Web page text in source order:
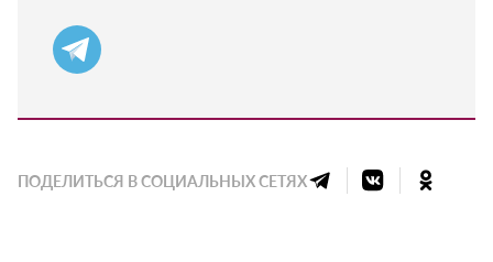
ПОДЕЛИТЬСЯ В СОЦИАЛЬНЫХ СЕТЯХ